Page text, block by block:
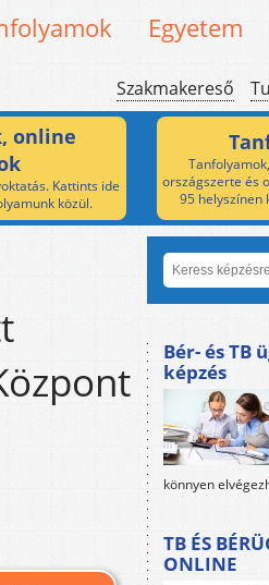
Egyetem
Szakmakereső
online
Kattints ide
közül.
országszerte és
95 helyszínen
Bér- és TB
képzés
könnyen
TB ÉS
ONLINE